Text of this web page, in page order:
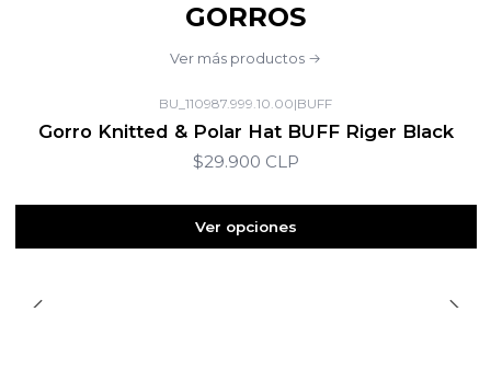
GORROS
Ver más productos
BU_110987.999.10.00|BUFF
Gorro Knitted & Polar Hat BUFF Riger Black
$29.900 CLP
Ver opciones